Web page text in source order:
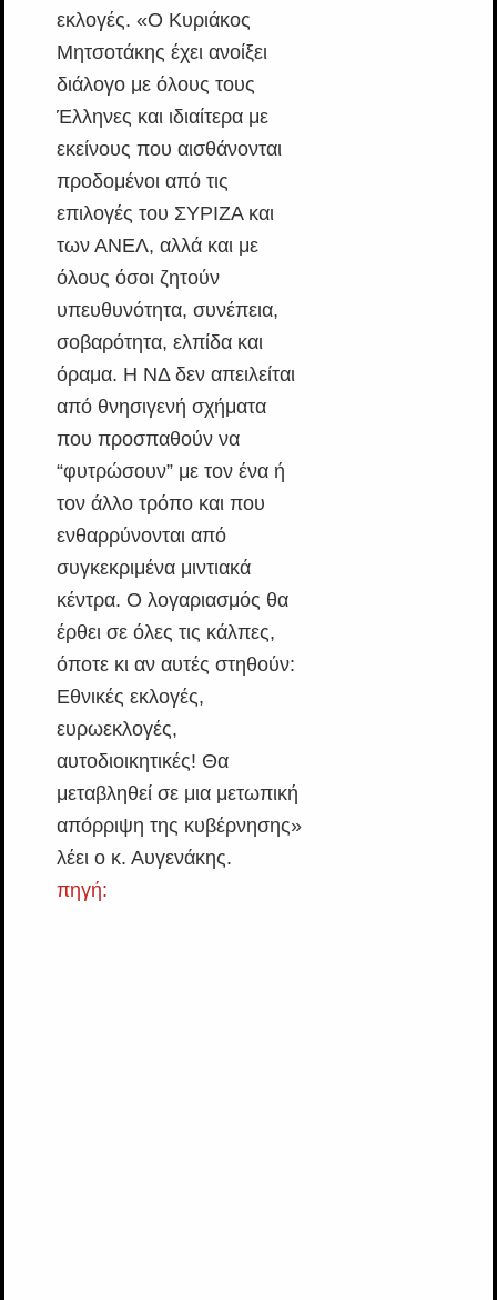
εκλογές. «Ο Κυριάκος
Μητσοτάκης έχει ανοίξει
διάλογο με όλους τους
Έλληνες και ιδιαίτερα με
εκείνους που αισθάνονται
προδομένοι από τις
επιλογές του ΣΥΡΙΖΑ και
των ΑΝΕΛ, αλλά και με
όλους όσοι ζητούν
υπευθυνότητα, συνέπεια,
σοβαρότητα, ελπίδα και
όραμα. Η ΝΔ δεν απειλείται
από θνησιγενή σχήματα
που προσπαθούν να
“φυτρώσουν” με τον ένα ή
τον άλλο τρόπο και που
ενθαρρύνονται από
συγκεκριμένα μιντιακά
κέντρα. Ο λογαριασμός θα
έρθει σε όλες τις κάλπες,
όποτε κι αν αυτές στηθούν:
Εθνικές εκλογές,
ευρωεκλογές,
αυτοδιοικητικές! Θα
μεταβληθεί σε μια μετωπική
απόρριψη της κυβέρνησης»
λέει ο κ. Αυγενάκης.
πηγή: